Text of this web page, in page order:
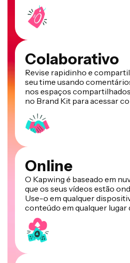
Colaborativo
Revise rapidinho e
seu time usando
nos espaços
no Brand Kit para acessar
Online
O Kapwing é baseado em
que os seus vídeos estão
Use-o em qualquer
conteúdo em qualquer lugar